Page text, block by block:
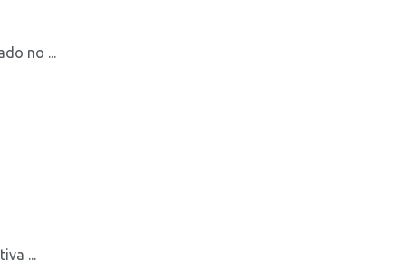
no ...
...